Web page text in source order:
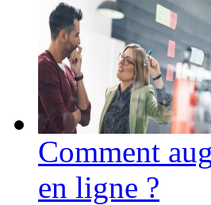
Comment
en ligne ?